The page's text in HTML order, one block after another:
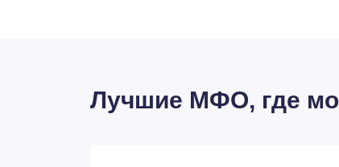
Лучшие МФО, где